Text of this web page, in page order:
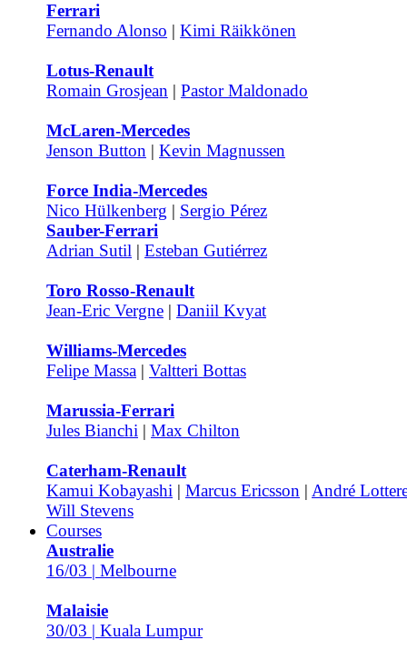
Ferrari
Fernando Alonso | Kimi Räikkönen
Lotus-Renault
Romain Grosjean | Pastor Maldonado
McLaren-Mercedes
Jenson Button | Kevin Magnussen
Force India-Mercedes
Nico Hülkenberg | Sergio Pérez
Sauber-Ferrari
Adrian Sutil | Esteban Gutiérrez
Toro Rosso-Renault
Jean-Eric Vergne | Daniil Kvyat
Williams-Mercedes
Felipe Massa | Valtteri Bottas
Marussia-Ferrari
Jules Bianchi | Max Chilton
Caterham-Renault
Kamui Kobayashi | Marcus Ericsson | André
Will Stevens
Courses
Australie
16/03 | Melbourne
Malaisie
30/03 | Kuala Lumpur